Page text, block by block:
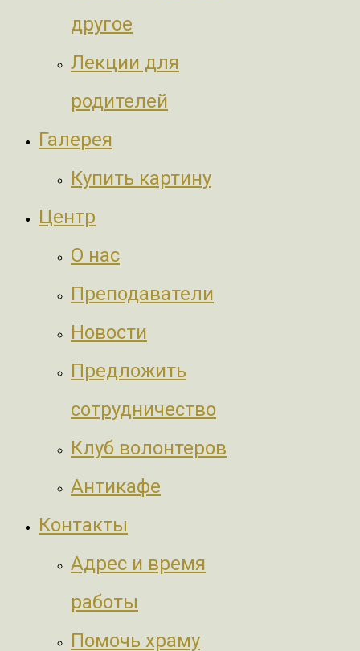
другое
Лекции для
родителей
Галерея
Купить картину
Центр
О нас
Преподаватели
Новости
Предложить
сотрудничество
Клуб волонтеров
Антикафе
Контакты
Адрес и время
работы
Помочь храму